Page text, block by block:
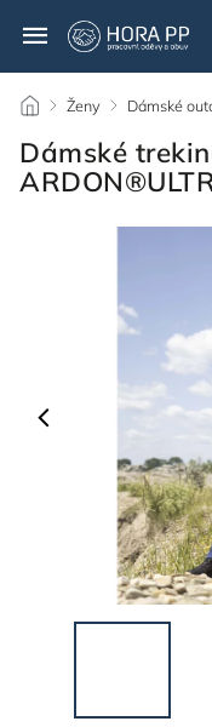
/ Ženy / Dámské
Dámské